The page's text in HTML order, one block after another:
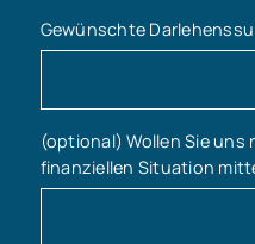
Gewünschte
(optional) Wollen Sie
finanziellen Situation